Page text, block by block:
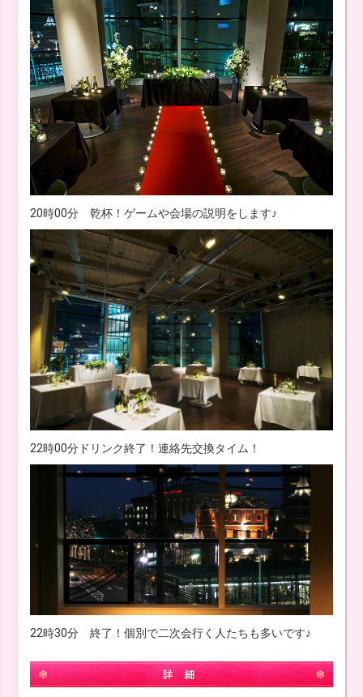
20時00分 乾杯！ゲームや会場の説明をします♪
22時00分ドリンク終了！連絡先交換タイム！
22時30分 終了！個別で二次会行く人たちも多いです♪